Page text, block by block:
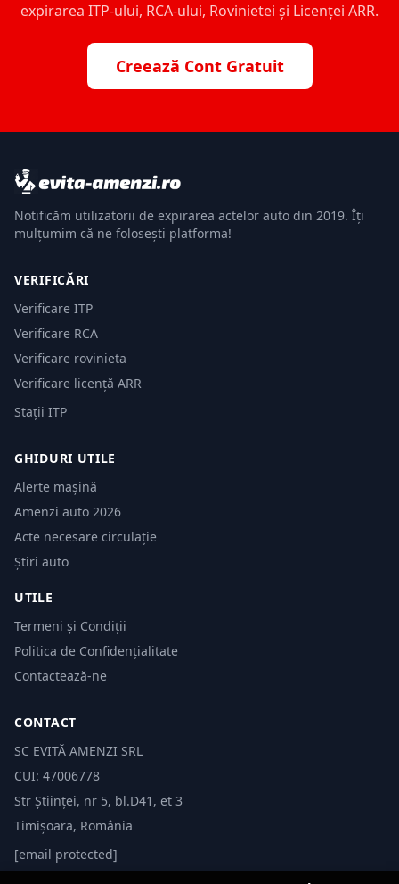
expirarea ITP-ului, RCA-ului, Rovinietei și Licenței ARR.
Creează Cont Gratuit
Notificăm utilizatorii de expirarea actelor auto din 2019. Îți
mulțumim că ne folosești platforma!
VERIFICĂRI
Verificare ITP
Verificare RCA
Verificare rovinieta
Verificare licență ARR
Stații ITP
GHIDURI UTILE
Alerte mașină
Amenzi auto 2026
Acte necesare circulație
Știri auto
UTILE
Termeni și Condiții
Politica de Confidențialitate
Contactează-ne
CONTACT
SC EVITĂ AMENZI SRL
CUI: 47006778
Str Științei, nr 5, bl.D41, et 3
Timișoara, România
[email protected]